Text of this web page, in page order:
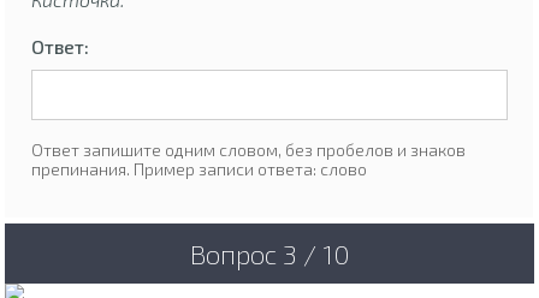
Ответ:
Ответ запишите одним словом, без пробелов и знаков
препинания. Пример записи ответа: слово
Вопрос 3 / 10